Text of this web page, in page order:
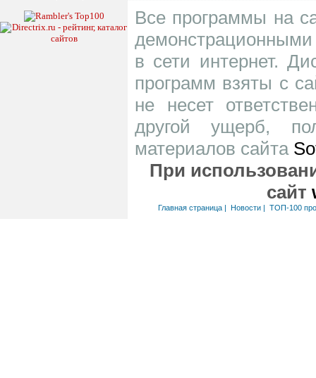
Все программы на
в сети интернет.
программ взяты с
не несет
другой ущерб,
материалов сайта
При
сайт
Главная страница| Новости| ТОП-100